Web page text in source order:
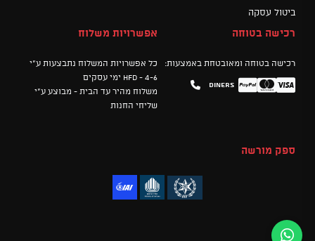
ביטול עסקה
רכישה בטוחה
רכישה בטוחה ומאובטחת באמצעות:
Visa
Mastercard
PayPal
Diners
אפשרויות משלוח
כל אפשרויות המשלוח נתבצעות ע"י
HFD - 4-6 ימי עסקים
משלוח מהיר עד הבית - מבוצע ע"י
שליחי החנות
ספק מורשה